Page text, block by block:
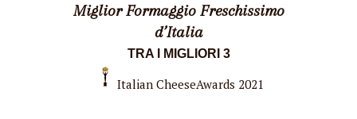
Miglior Formaggio Freschissimo
d’Italia
TRA I MIGLIORI 3
Italian CheeseAwards 2021